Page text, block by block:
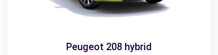
Peugeot 208 hybrid